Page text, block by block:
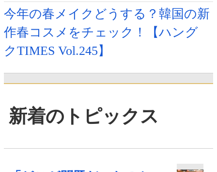
今年の春メイクどうする？韓国の新
作春コスメをチェック！【ハング
クTIMES Vol.245】
新着のトピックス